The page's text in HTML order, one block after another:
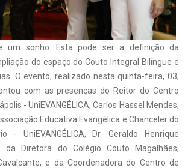
um sonho. Esta pode ser a definição da
do espaço do Couto Integral Bilíngue e
O evento, realizado nesta quinta-feira, 03,
com as presenças do Reitor do Centro
- UniEVANGÉLICA, Carlos Hassel Mendes,
Educativa Evangélica e Chanceler do
- UniEVANGÉLICA, Dr. Geraldo Henrique
da Diretora do Colégio Couto Magalhães,
e da Coordenadora do Centro de